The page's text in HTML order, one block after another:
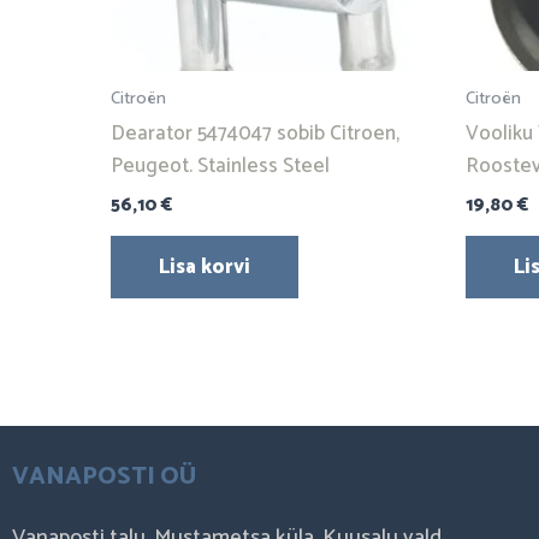
Citroën
Dearator 5474047 sobib Citroen,
Peugeot. Stainless Steel
56,10€
Lisa korvi
Citroën
Vooliku
19,80€
VANAPOSTI OÜ